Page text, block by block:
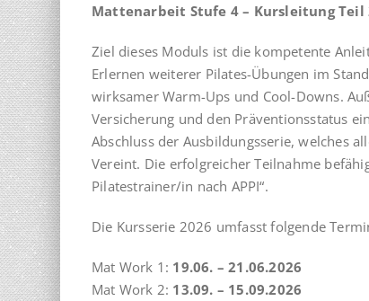
Mattenarbeit Stufe 4 – Kursleitung Teil
Ziel dieses Moduls ist die kompetente
Erlernen weiterer Pilates-Übungen im
wirksamer Warm-Ups und Cool-Downs.
Versicherung und den Präventionsstatus
Abschluss der Ausbildungsserie, welches
Vereint. Die erfolgreicher Teilnahme
Pilatestrainer/in nach APPI“.
Die Kursserie 2026 umfasst folgende
Mat Work 1: 19.06. – 21.06.2026
Mat Work 2: 13.09. – 15.09.2026